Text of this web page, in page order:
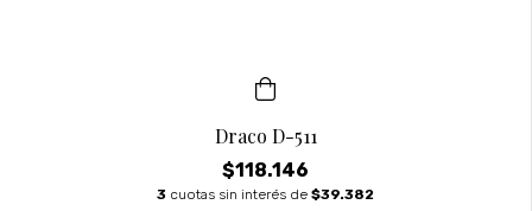
Draco D-511
$118.146
3 cuotas sin interés de $39.382